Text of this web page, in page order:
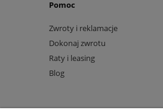
Pomoc
Zwroty i reklamacje
Dokonaj zwrotu
Raty i leasing
Blog